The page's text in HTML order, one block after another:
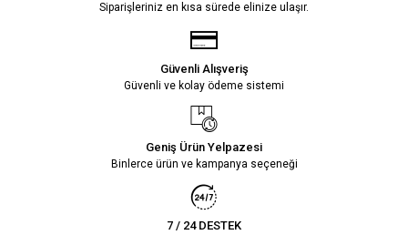
Siparişleriniz en kısa sürede elinize ulaşır.
Güvenli Alışveriş
Güvenli ve kolay ödeme sistemi
Geniş Ürün Yelpazesi
Binlerce ürün ve kampanya seçeneği
7 / 24 DESTEK